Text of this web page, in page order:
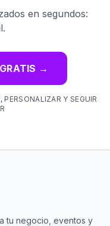
en segundos:
→
PERSONALIZAR Y SEGUIR
tu negocio, eventos y